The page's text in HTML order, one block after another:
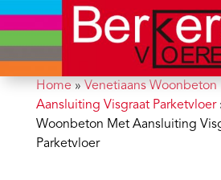
Home» Venetiaans Woonbeton
Aansluiting Visgraat Parketvloer
Woonbeton Met Aansluiting
Parketvloer